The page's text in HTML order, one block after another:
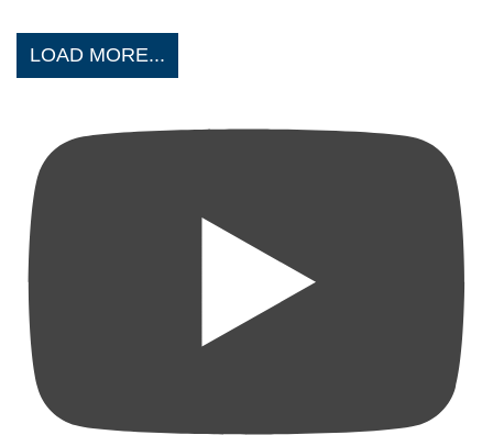
LOAD MORE...